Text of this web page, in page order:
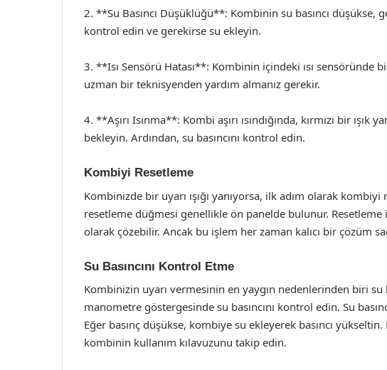
2. **Su Basıncı Düşüklüğü**: Kombinin su basıncı düşükse,
kontrol edin ve gerekirse su ekleyin.
3. **Isı Sensörü Hatası**: Kombinin içindeki ısı sensöründe
uzman bir teknisyenden yardım almanız gerekir.
4. **Aşırı Isınma**: Kombi aşırı ısındığında, kırmızı bir ışık
bekleyin. Ardından, su basıncını kontrol edin.
Kombiyi Resetleme
Kombinizde bir uyarı ışığı yanıyorsa, ilk adım olarak
resetleme düğmesi genellikle ön panelde bulunur.
olarak çözebilir. Ancak bu işlem her zaman kalıcı bir çözüm
Su Basıncını Kontrol Etme
Kombinizin uyarı vermesinin en yaygın nedenlerinden biri su
manometre göstergesinde su basıncını kontrol edin. Su
Eğer basınç düşükse, kombiye su ekleyerek basıncı
kombinin kullanım kılavuzunu takip edin.